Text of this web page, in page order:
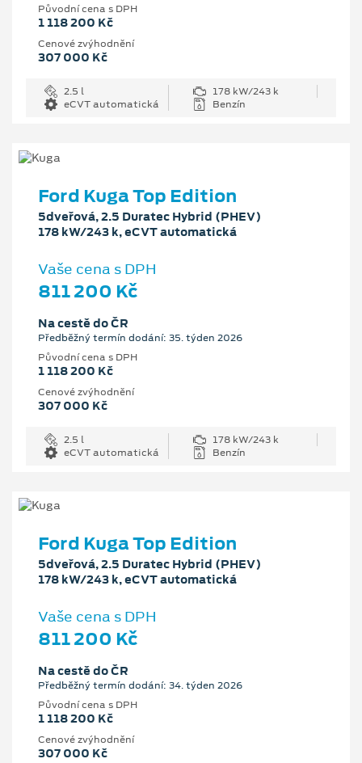
Původní cena s DPH
1 118 200 Kč
Cenové zvýhodnění
307 000 Kč
2.5 l
178 kW/243 k
eCVT automatická
Benzín
Ford Kuga Top Edition
5dveřová, 2.5 Duratec Hybrid (PHEV)
178 kW/243 k, eCVT automatická
Vaše cena s DPH
811 200 Kč
Na cestě do ČR
Předběžný termín dodání: 35. týden 2026
Původní cena s DPH
1 118 200 Kč
Cenové zvýhodnění
307 000 Kč
2.5 l
178 kW/243 k
eCVT automatická
Benzín
Ford Kuga Top Edition
5dveřová, 2.5 Duratec Hybrid (PHEV)
178 kW/243 k, eCVT automatická
Vaše cena s DPH
811 200 Kč
Na cestě do ČR
Předběžný termín dodání: 34. týden 2026
Původní cena s DPH
1 118 200 Kč
Cenové zvýhodnění
307 000 Kč